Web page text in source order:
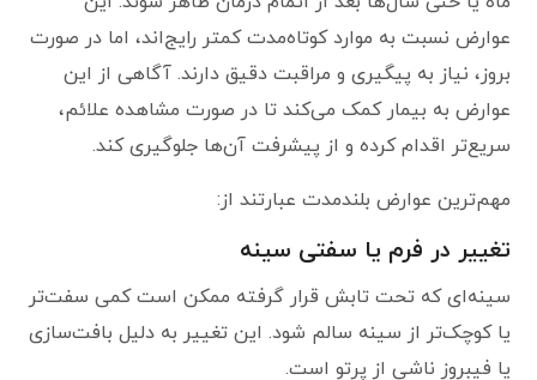
عوارض نسبت به موارد کوتاه‌مدت کمتر رایج‌اند، اما در صورت
بروز، نیاز به پیگیری و مراقبت دقیق دارند. آگاهی از این
عوارض به بیمار کمک می‌کند تا در صورت مشاهده علائم،
سریع‌تر اقدام کرده و از پیشرفت آن‌ها جلوگیری کند.
مهم‌ترین عوارض بلندمدت عبارتند از:
تغییر در فرم یا سفتی سینه
سینه‌ای که تحت تابش قرار گرفته ممکن است کمی سفت‌تر
یا کوچک‌تر از سینه سالم شود. این تغییر به دلیل بافت‌سازی
یا فیبروز ناشی از پرتو است.